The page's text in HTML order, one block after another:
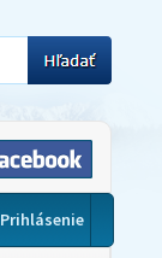
Prihlásenie